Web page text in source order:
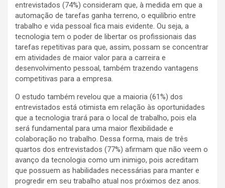
entrevistados (74%) consideram que, à medida em que a
automação de tarefas ganha terreno, o equilíbrio entre
trabalho e vida pessoal fica mais evidente. Ou seja, a
tecnologia tem o poder de libertar os profissionais das
tarefas repetitivas para que, assim, possam se concentrar
em atividades de maior valor para a carreira e
desenvolvimento pessoal, também trazendo vantagens
competitivas para a empresa.
O estudo também revelou que a maioria (61%) dos
entrevistados está otimista em relação às oportunidades
que a tecnologia trará para o local de trabalho, pois ela
será fundamental para uma maior flexibilidade e
colaboração no trabalho. Dessa forma, mais de três
quartos dos entrevistados (77%) afirmam que não veem o
avanço da tecnologia como um inimigo, pois acreditam
que possuem as habilidades necessárias para manter e
progredir em seu trabalho atual nos próximos dez anos.